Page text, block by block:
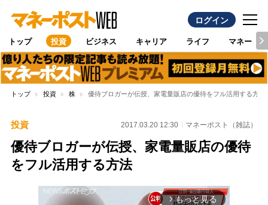
ログイン
トップ 投資 ビジネス キャリア ライフ マネー
トップ 投資 株 優待ブロガーが伝授、家電量販店の優待をフル活用する方法
投資 2017.03.20 12:30 マネーポスト（雑誌）
優待ブロガーが伝授、家電量販店の優待
をフル活用する方法
arrow_forward_ios もっと見る